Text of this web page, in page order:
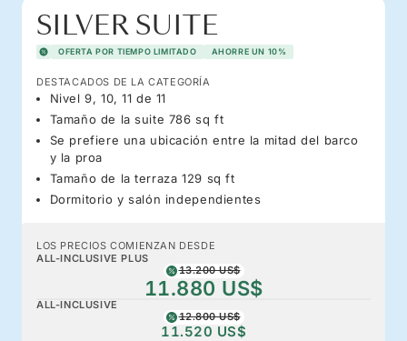
SILVER SUITE
OFERTA POR TIEMPO LIMITADO AHORRE UN 10%
DESTACADOS DE LA CATEGORÍA
Nivel 9, 10, 11 de 11
Tamaño de la suite 786 sq ft
Se prefiere una ubicación entre la mitad del barco
y la proa
Tamaño de la terraza 129 sq ft
Dormitorio y salón independientes
LOS PRECIOS COMIENZAN DESDE
ALL-INCLUSIVE PLUS
13.200 US$
11.880 US$
ALL-INCLUSIVE
12.800 US$
11.520 US$